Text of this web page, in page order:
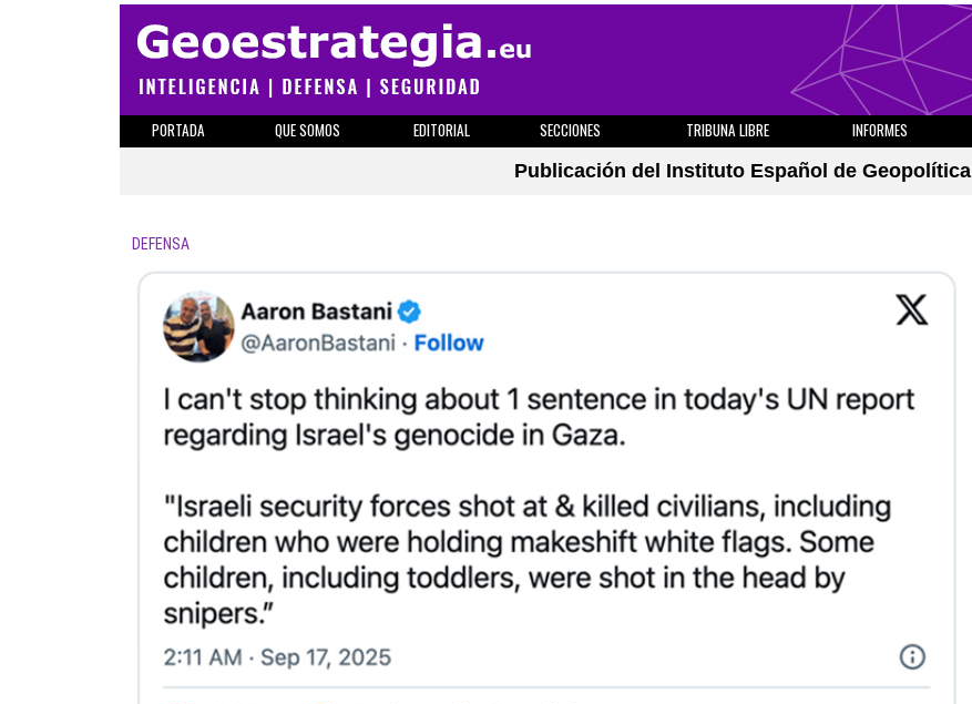
PORTADA QUE SOMOS EDITORIAL SECCIONES TRIBUNA LIBRE INFORMES
Publicación del Instituto Español de Geopolítica
DEFENSA